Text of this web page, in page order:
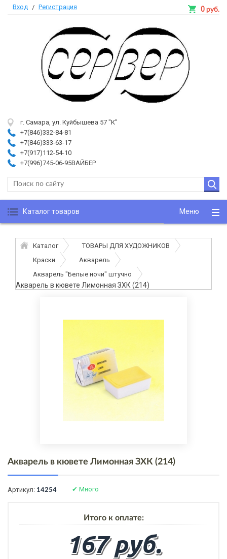
Вход / Регистрация
г. Самара, ул. Куйбышева 57 "К"
+7(846)332-84-81
+7(846)333-63-17
+7(917)112-54-10
+7(996)745-06-95ВАЙБЕР
0 руб.
Каталог товаров Меню
Каталог
ТОВАРЫ ДЛЯ ХУДОЖНИКОВ
Краски
Акварель
Акварель "Белые ночи" штучно
Акварель в кювете Лимонная ЗХК (214)
Акварель в кювете Лимонная ЗХК (214)
Артикул: 14254 ✔ Много
Итого к оплате:
167 руб.